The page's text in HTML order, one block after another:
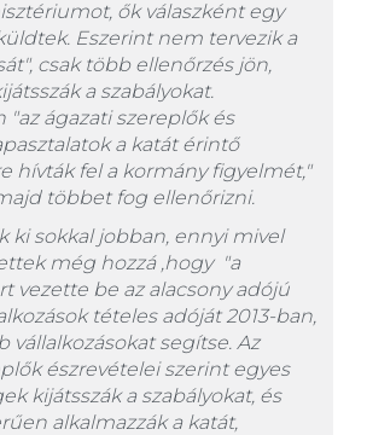
ők válaszként egy
Eszerint nem tervezik a
csak több ellenőrzés jön,
a szabályokat.
"az ágazati szereplők és
a katát érintő
hívták fel a kormány figyelmét,"
többet fog ellenőrizni.
ki sokkal jobban, ennyi mivel
még hozzá ,hogy "a
vezette be az alacsony adójú
tételes adóját 2013-ban,
vállalkozásokat segítse. Az
észrevételei szerint egyes
kijátsszák a szabályokat, és
alkalmazzák a katát,